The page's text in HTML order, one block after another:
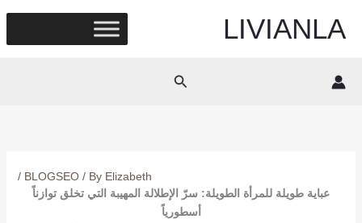
content
LIVIANLA
Search
/ BLOGSEO/ By Elizabeth
عباية طويلة للمرأة الطويلة: سرّ الإطلالة المهيبة التي تخلق توازناً
أسطورياً